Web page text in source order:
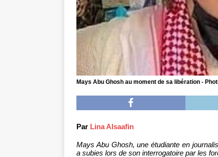
Mays Abu Ghosh au moment de sa libération -
Par Lina Alsaafin
Mays Abu Ghosh, une étudiante en
a subies lors de son interrogatoire par les